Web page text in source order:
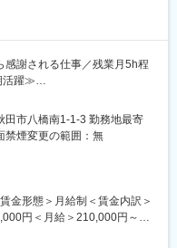
術に携われます。ジョブカン9
最適な技術を選定している
どのフェーズ、PHP／
なります。これがジョブカン
載すると、2010年にリリー
今後、大企業をターゲットと
能開発で複雑化したコード
謝される仕事／残業月5h程
活躍≫
善や運営サポートにも携われ
プできる
度で接客業やコールセンター
からこそお客様からの感謝
田市八橋南1-1-3 勤務地最寄
禁煙変更の範囲：無
金形態＞月給制＜賃金内訳＞
円＜月給＞210,000円～